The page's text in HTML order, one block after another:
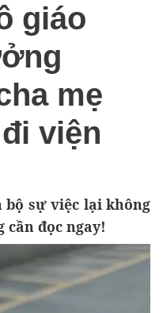
giáo
mẹ
viện
bộ sự việc lại không
cần đọc ngay!